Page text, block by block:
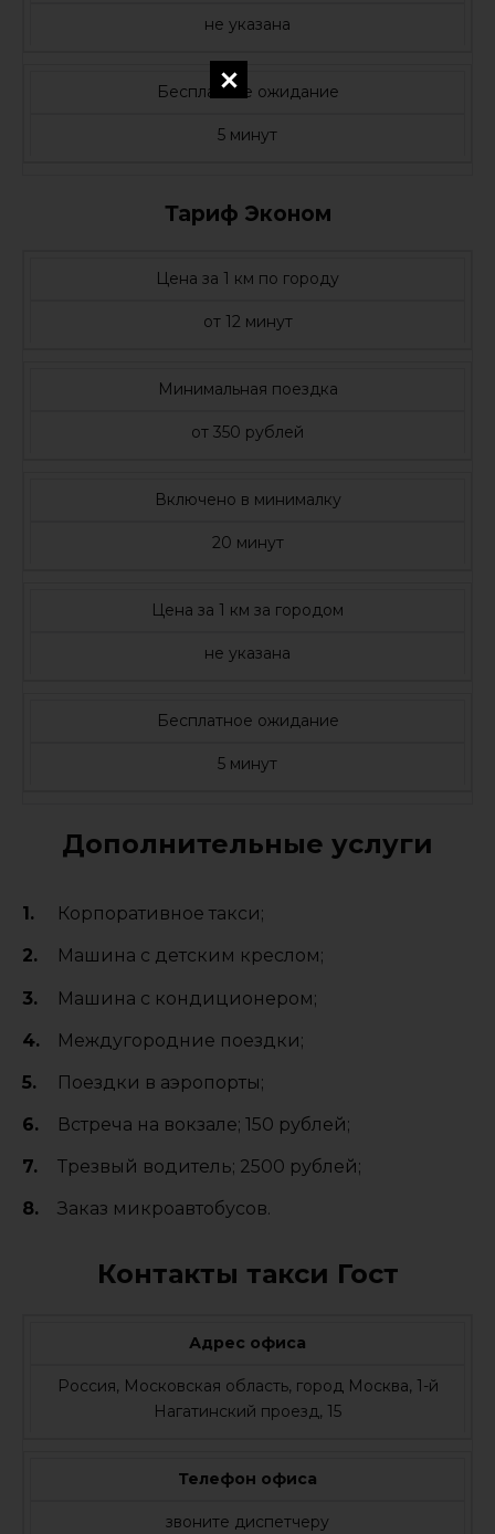
не указана
Бесплатное ожидание
5 минут
Тариф Эконом
Цена за 1 км по городу
от 12 минут
Минимальная поездка
от 350 рублей
Включено в минималку
20 минут
Цена за 1 км за городом
не указана
Бесплатное ожидание
5 минут
Дополнительные услуги
Корпоративное такси;
Машина с детским креслом;
Машина с кондиционером;
Междугородние поездки;
Поездки в аэропорты;
Встреча на вокзале; 150 рублей;
Трезвый водитель; 2500 рублей;
Заказ микроавтобусов.
Контакты такси Гост
Адрес офиса
Россия, Московская область, город Москва, 1-й
Нагатинский проезд, 15
Телефон офиса
звоните диспетчеру